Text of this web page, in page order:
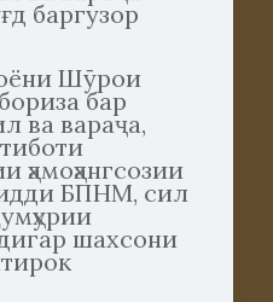
баргузор
Шӯрои
бар
ва вараҷа,
БПНМ, сил
шахсони